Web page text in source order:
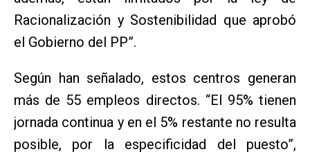
Racionalización y Sostenibilidad que aprobó
el Gobierno del PP”.
Según han señalado, estos centros generan
más de 55 empleos directos. “El 95% tienen
jornada continua y en el 5% restante no resulta
posible, por la especificidad del puesto”,